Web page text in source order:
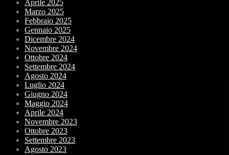
Aprile 2025
Marzo 2025
Febbraio 2025
Gennaio 2025
Dicembre 2024
Novembre 2024
Ottobre 2024
Settembre 2024
Agosto 2024
Luglio 2024
Giugno 2024
Maggio 2024
Aprile 2024
Novembre 2023
Ottobre 2023
Settembre 2023
Agosto 2023